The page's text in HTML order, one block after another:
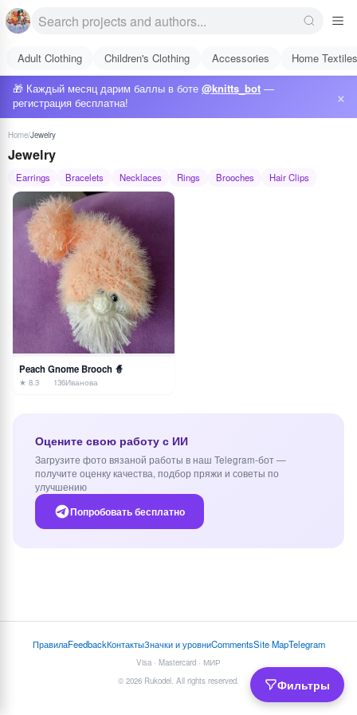
Adult Clothing Children's Clothing Accessories
Home Textiles
🎁 Каждый месяц дарим баллы в боте @knitts_bot —
регистрация бесплатна!
×
Home/Jewelry
Jewelry
Фильтры
Earrings Bracelets Necklaces Rings Brooches Hair Clips
Peach Gnome Brooch 🧙
★ 8.3 136Иванова
Оцените свою работу с ИИ
Загрузите фото вязаной работы в наш Telegram-бот —
получите оценку качества, подбор пряжи и советы по
улучшению
Попробовать бесплатно
ПравилаFeedbackКонтактыЗначки и уровниCommentsSite MapTelegram
Visa · Mastercard · МИР
© 2026 Rukodel. All rights reserved.